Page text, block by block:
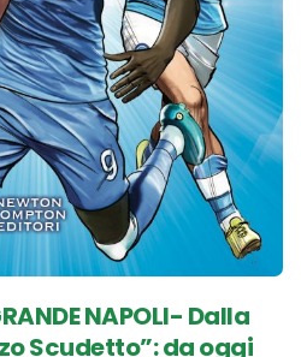
NAPOLI- Dalla
Scudetto”: da oggi